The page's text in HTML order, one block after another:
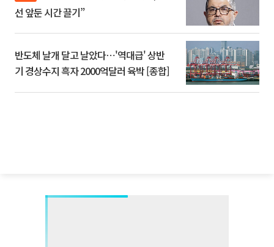
선 앞둔 시간 끌기”
반도체 날개 달고 날았다⋯'역대급' 상반
기 경상수지 흑자 2000억달러 육박 [종합]